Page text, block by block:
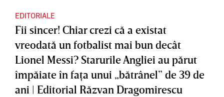
EDITORIALE
Fii sincer! Chiar crezi că a existat
vreodată un fotbalist mai bun decât
Lionel Messi? Starurile Angliei au părut
împăiate în faţa unui „bătrânel” de 39 de
ani | Editorial Răzvan Dragomirescu